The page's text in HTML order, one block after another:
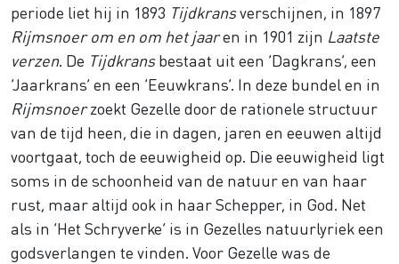
periode liet hij in 1893 Tijdkransverschijnen, in 1897
Rijmsnoer om en om het jaaren in 1901 zijn Laatste
verzen. De Tijdkransbestaat uit een ‘Dagkrans’, een
‘Jaarkrans’ en een ‘Eeuwkrans’. In deze bundel en in
Rijmsnoerzoekt Gezelle door de rationele structuur
van de tijd heen, die in dagen, jaren en eeuwen altijd
voortgaat, toch de eeuwigheid op. Die eeuwigheid ligt
soms in de schoonheid van de natuur en van haar
rust, maar altijd ook in haar Schepper, in God. Net
als in ‘Het Schryverke’ is in Gezelles natuurlyriek een
godsverlangen te vinden. Voor Gezelle was de